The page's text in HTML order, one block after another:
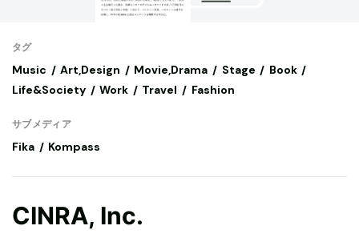
タグ
Music Art,Design Movie,Drama Stage
Book
Life&Society
Work Travel Fashion
サブメディア
Fika Kompass
CINRA, Inc.